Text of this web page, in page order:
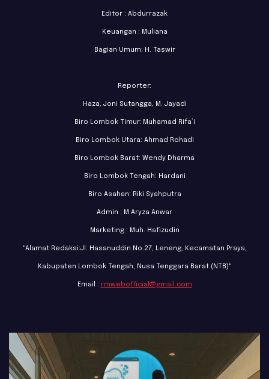
Editor : Abdurrazak
Keuangan : Muliana
Bagian Umum: H. Taswir
Reporter:
Haza, Joni Sutangga, M. Jayadi
Biro Lombok Timur: Muhamad Rifa’i
Biro Lombok Utara: Ahmad Rohadi
Biro Lombok Barat: Wendy Dharma
Biro Lombok Tengah: Hardani
Biro Asahan: Riki Syahputra
Admin : M Aryza Anwar
Marketing : Muh. Hafizudin
"Alamat Redaksi:Jl. Hasanuddin No.27, Leneng, Kecamatan Praya,
Kabupaten Lombok Tengah, Nusa Tenggara Barat (NTB)"
Email : rmwebofficial@gmail.com